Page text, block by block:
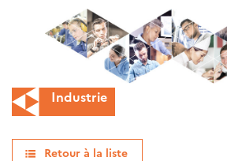
Industrie
Retour à la liste